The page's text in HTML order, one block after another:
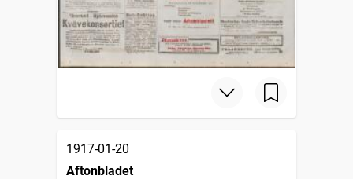
1917-01-20
Aftonbladet